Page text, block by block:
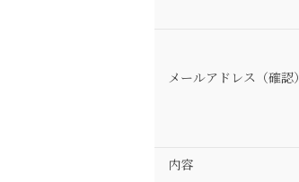
メールアドレス（確認）
内容